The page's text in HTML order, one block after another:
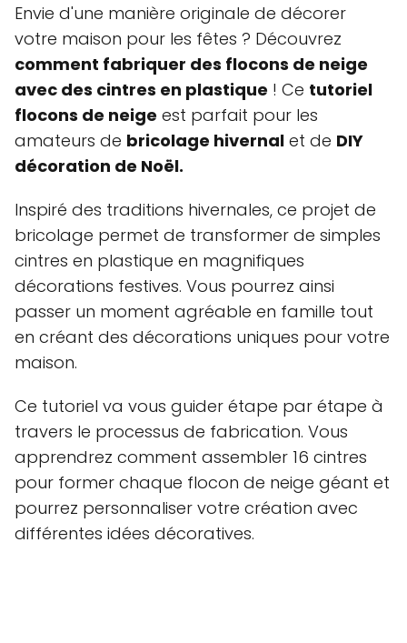
Envie d'une manière originale de décorer
votre maison pour les fêtes ? Découvrez
comment fabriquer des flocons de neige
avec des cintres en plastique ! Ce tutoriel
flocons de neige est parfait pour les
amateurs de bricolage hivernal et de DIY
décoration de Noël.
Inspiré des traditions hivernales, ce projet de
bricolage permet de transformer de simples
cintres en plastique en magnifiques
décorations festives. Vous pourrez ainsi
passer un moment agréable en famille tout
en créant des décorations uniques pour votre
maison.
Ce tutoriel va vous guider étape par étape à
travers le processus de fabrication. Vous
apprendrez comment assembler 16 cintres
pour former chaque flocon de neige géant et
pourrez personnaliser votre création avec
différentes idées décoratives.